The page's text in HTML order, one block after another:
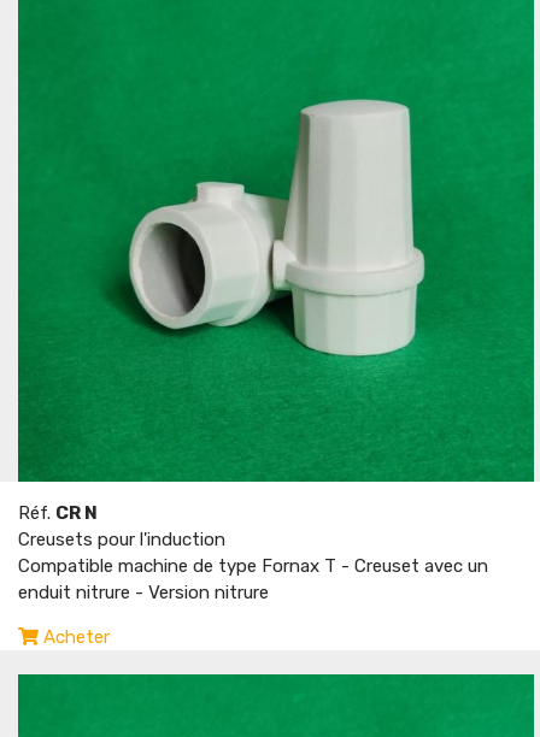
Réf. CR N
Creusets pour l'induction
Compatible machine de type Fornax T - Creuset avec un
enduit nitrure - Version nitrure
Acheter